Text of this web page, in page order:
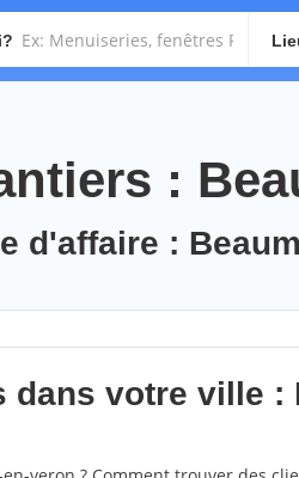
:
d'affaire :
dans votre ville :